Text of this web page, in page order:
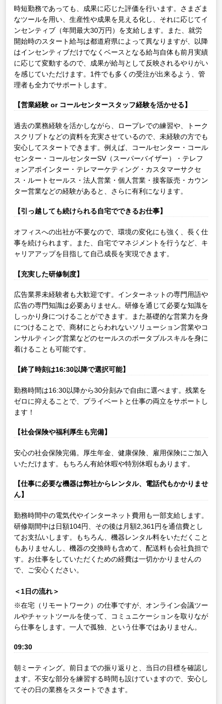
時短勤務であっても、成果に応じた評価を行います。さまざま
なツールを用い、生産性や成果を見える化し、それに応じてイ
ンセンティブ（年間最大30万円）を支給します。また、就労
開始時のスタート給与は都道府県によって異なりますが、以降
はインセンティブだけでなくベースとなる給与自体も前月実績
に応じて変動するので、成果が給与として反映されるやりがい
を感じていただけます。1件でも多くの受注が出来るよう、管
理者も全力でサポートします。
【営業経験 or コールセンタースタッフ経験を活かせる】
過去の業務経験を活かしながら、ロープレでの練習や、トーク
スクリプトなどの資料を充実させているので、未経験の方でも
安心してスタートできます。例えば、コールセンター・コール
センター・コールセンターSV（スーパーバイザー）・テレフ
ォンアポインター・テレマーケティング・カスタマーサクセ
ス・ルートセールス・法人営業・個人営業・接客販売・カウン
ター営業などの経験があると、さらに有利になります。
【引っ越しても続けられる自宅でできるお仕事】
オフィスへの出社が不要なので、環境の変化にも強く、長く仕
事を続けられます。また、自宅でマネジメントを行うなど、キ
ャリアアップを目指して自己成長を実現できます。
【充実した研修制度】
広告業界未経験者も大歓迎です。インターネットの専門用語や
広告の専門知識は必要ありません。研修を通じて必要な知識を
しっかり身につけることができます。また基礎的な営業力を身
につけることで、商材にとらわれないソリューション営業やコ
ンサルティング営業などのセールスのポータブルスキルを身に
着けることも可能です。
【終了時刻は16:30以降で選択可能】
勤務時間は16:30以降から30分刻みで自由に選べます。残業を
ゼロに抑えることで、プライベートと仕事の両立をサポートし
ます！
【社会保険や福利厚生も完備】
安心の社会保険完備。厚生年金、健康保険、雇用保険にご加入
いただけます。もちろん有給休暇や特別休暇もあります。
【仕事に必要な機器は弊社からレンタル、電話代もかかりませ
ん】
勤務時間中の電気代やインターネット費用も一部支給します。
研修期間中は日額104円、その後は月額2,361円を通信費とし
てお支払いします。もちろん、機器レンタル料をいただくこと
もありませんし、機器の交換時も含めて、配送料も会社負担で
す。お仕事をしていただくための経費は一切かかりませんの
で、ご安心ください。
＜1日の流れ＞
※在宅（リモートワーク）の仕事ですが、オンライン会議ツー
ルやチャットツールを使って、コミュニケーションを取りなが
ら仕事をします。一人で孤独、という仕事ではありません。
09:30
朝ミーティング。前日までの振り返りと、当日の目標を確認し
ます。不安な部分を練習する時間も設けていますので、安心し
てその日の業務をスタートできます。